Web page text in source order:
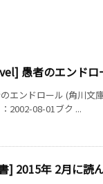
愚者のエンド
エンドロール (角川文
2002-08-01ブク ...
] 2015年 2月に読